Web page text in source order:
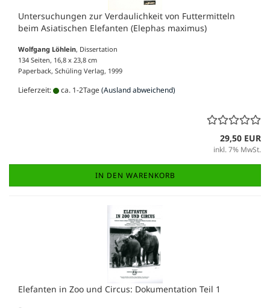
Untersuchungen zur Verdaulichkeit von Futtermitteln
beim Asiatischen Elefanten (Elephas maximus)
Wolfgang Löhlein, Dissertation
134 Seiten, 16,8 x 23,8 cm
Paperback, Schüling Verlag, 1999
Lieferzeit: ca. 1-2Tage(Ausland abweichend)
29,50 EUR
inkl. 7% MwSt.
IN DEN WARENKORB
Elefanten in Zoo und Circus: Dokumentation Teil 1